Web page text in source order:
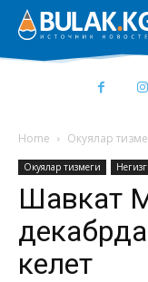
Home Окуялар
Окуялар тизмеги
Шавкат
келет